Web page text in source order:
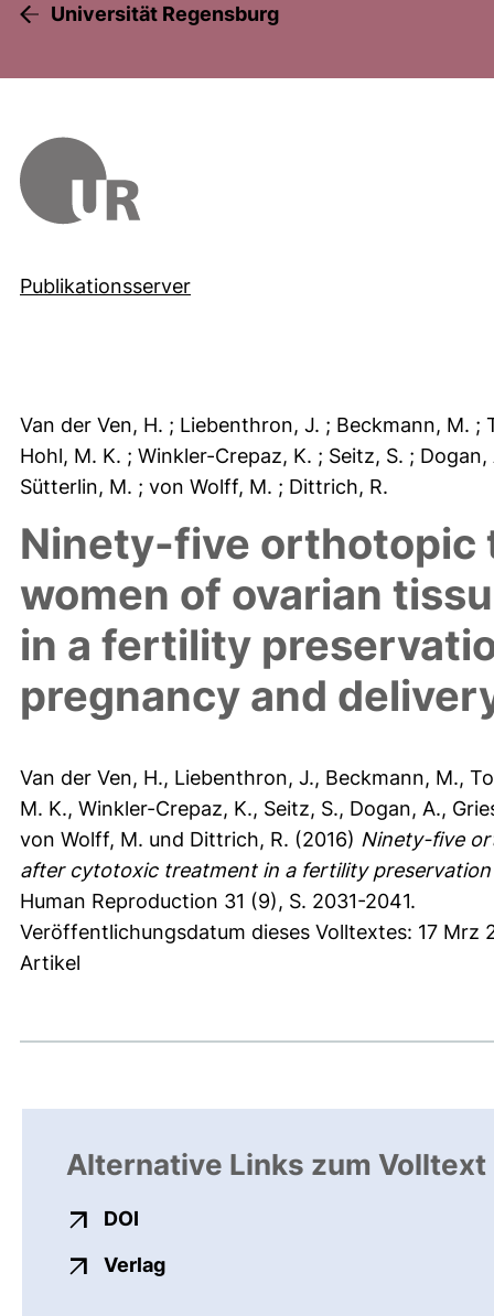
Universität Regensburg
Publikationsserver
Van der Ven, H. ; Liebenthron, J. ; Beckmann, M. ;
Hohl, M. K. ; Winkler-Crepaz, K. ; Seitz, S. ;
Sütterlin, M. ; von Wolff, M. ; Dittrich, R.
Ninety-five orthotopic
women of ovarian
in a fertility
pregnancy and
Van der Ven, H., Liebenthron, J., Beckmann, M.,
M. K., Winkler-Crepaz, K., Seitz, S., Dogan, A.,
von Wolff, M. und Dittrich, R. (2016) Ninety-five
after cytotoxic treatment in a fertility
Human Reproduction 31 (9), S. 2031-2041.
Veröffentlichungsdatum dieses Volltextes: 17 Mrz
Artikel
Alternative Links zum Volltext
DOI
Verlagexterner Link, öffnet neues